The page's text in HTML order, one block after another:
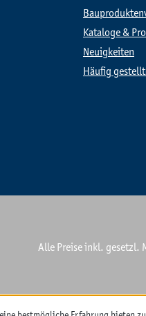
Kataloge &
Neuigkeiten
Häufig
Alle Preise inkl. gesetzl.